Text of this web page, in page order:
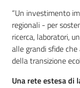
“Un investimento
regionali - per
ricerca, laboratori,
alle grandi sfide
della transizione
Una rete estesa di